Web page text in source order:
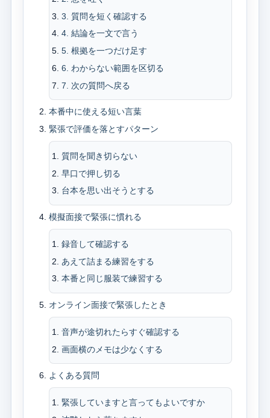
3. 質問を短く確認する
4. 結論を一文で言う
5. 根拠を一つだけ足す
6. わからない範囲を区切る
7. 次の質問へ戻る
本番中に使える短い言葉
緊張で評価を落とすパターン
質問を聞き切らない
早口で押し切る
台本を思い出そうとする
模擬面接で緊張に慣れる
録音して確認する
あえて詰まる練習をする
本番と同じ服装で練習する
オンライン面接で緊張したとき
音声が途切れたらすぐ確認する
画面横のメモは少なくする
よくある質問
緊張していますと言ってもよいですか